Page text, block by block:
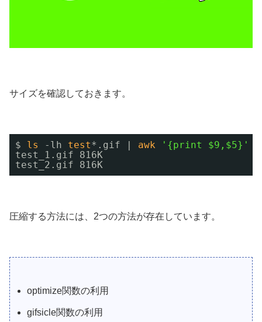
サイズを確認しておきます。
$ ls -lh test*.gif | awk
'{print $9,$5}'
test_1.gif 816K
test_2.gif 816K
圧縮する方法には、2つの方法が存在しています。
optimize関数の利用
gifsicle関数の利用